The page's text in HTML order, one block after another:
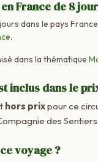
France de 8
dans le pays
.
dans la thématique
inclus dans le
hors prixpour ce
des
voyage ?